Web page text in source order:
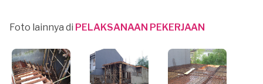
Foto lainnya di PELAKSANAAN PEKERJAAN